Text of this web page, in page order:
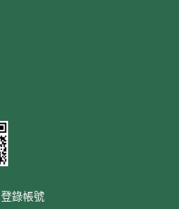
登錄帳號